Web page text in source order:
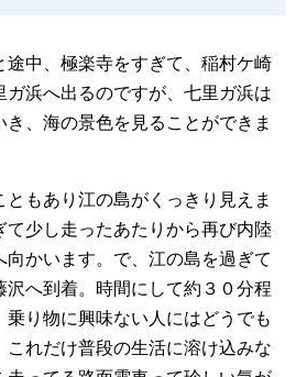
途中、極楽寺をすぎて、稲村ケ崎
ガ浜へ出るのですが、七里ガ浜は
、海の景色を見ることができま
もあり江の島がくっきり見えま
て少し走ったあたりから再び内陸
かいます。で、江の島を過ぎて
へ到着。時間にして約３０分程
乗り物に興味ない人にはどうでも
これだけ普段の生活に溶け込みな